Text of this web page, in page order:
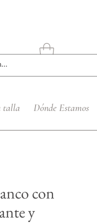
talla Dónde Estamos
con
y